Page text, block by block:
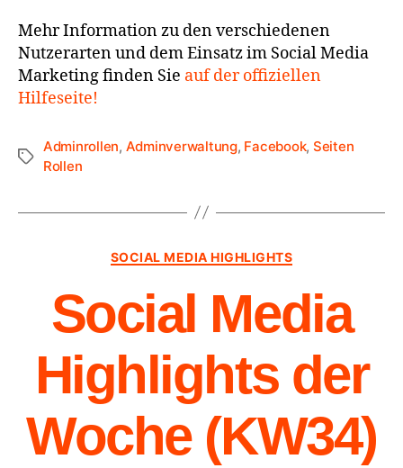
Mehr Information zu den verschiedenen
Nutzerarten und dem Einsatz im Social Media
Marketing finden Sie auf der offiziellen
Hilfeseite!
Adminrollen, Adminverwaltung, Facebook, Seiten
Rollen
SOCIAL MEDIA HIGHLIGHTS
Social Media
Highlights der
Woche (KW34)